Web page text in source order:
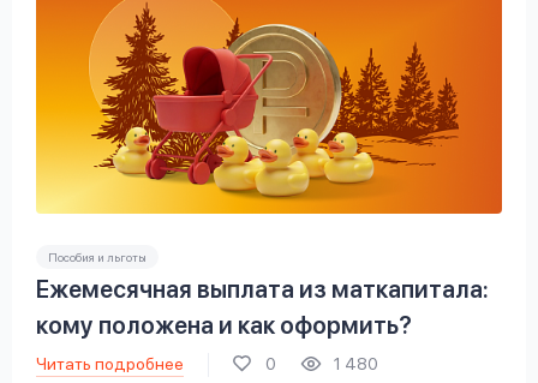
Пособия и льготы
Ежемесячная выплата из маткапитала:
кому положена и как оформить?
Читать подробнее 0 1 480